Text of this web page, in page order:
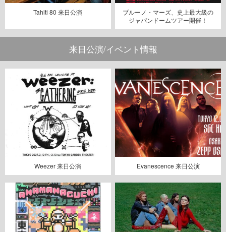
Tahiti 80 来日公演
ブルーノ・マーズ、史上最大級の
ジャパンドームツアー開催！
来日公演/イベント情報
Weezer 来日公演 Evanescence 来日公演